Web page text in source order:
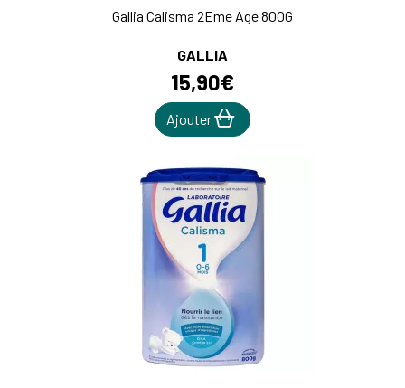
Gallia Calisma 2Eme Age 800G
GALLIA
15,90€
Ajouter